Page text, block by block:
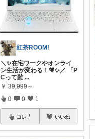
紅茶ROOM!
＼✨在宅ワークやオンライ
ン生活が変わる！💖✨／ 「P
Cって難 ...
￥ 39,999～
0 0 1
コレ いいね